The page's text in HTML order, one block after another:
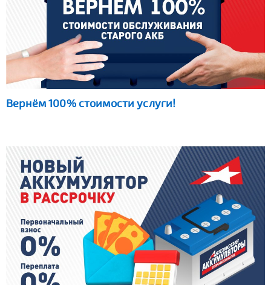
Вернём 100% стоимости услуги!